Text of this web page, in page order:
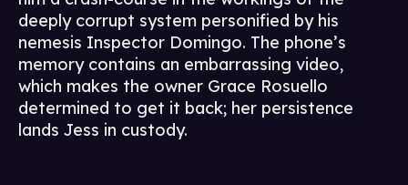
deeply corrupt system personified by his
nemesis Inspector Domingo. The phone’s
memory contains an embarrassing video,
which makes the owner Grace Rosuello
determined to get it back; her persistence
lands Jess in custody.